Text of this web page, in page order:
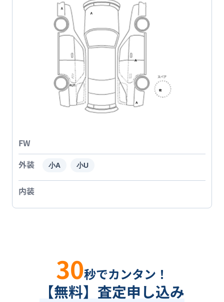
FW
外装
小A 小U
内装
30秒でカンタン！
【無料】査定申し込み